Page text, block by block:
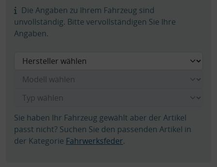
Die Angaben zu Ihrem Fahrzeug sind
unvollständig. Bitte vervollständigen Sie Ihre
Angaben.
Sie haben Ihr Fahrzeug gewählt aber der Artikel
passt nicht? Suchen Sie den passenden Artikel in
der Kategorie Fahrwerksfeder.